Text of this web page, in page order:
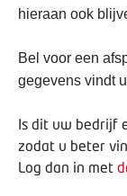
hieraan ook
Bel voor een
gegevens vindt
Is dit uw bedrijf
zodat u beter
Log dan in met